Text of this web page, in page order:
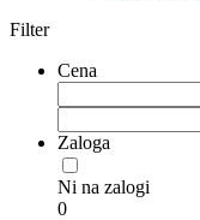
Filter
Cena
Zaloga
Ni na zalogi
0